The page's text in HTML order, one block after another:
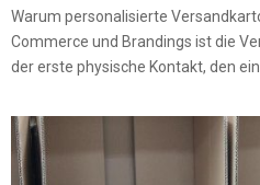
Warum personalisierte
Commerce und Brandings ist die
der erste physische Kontakt, den ein